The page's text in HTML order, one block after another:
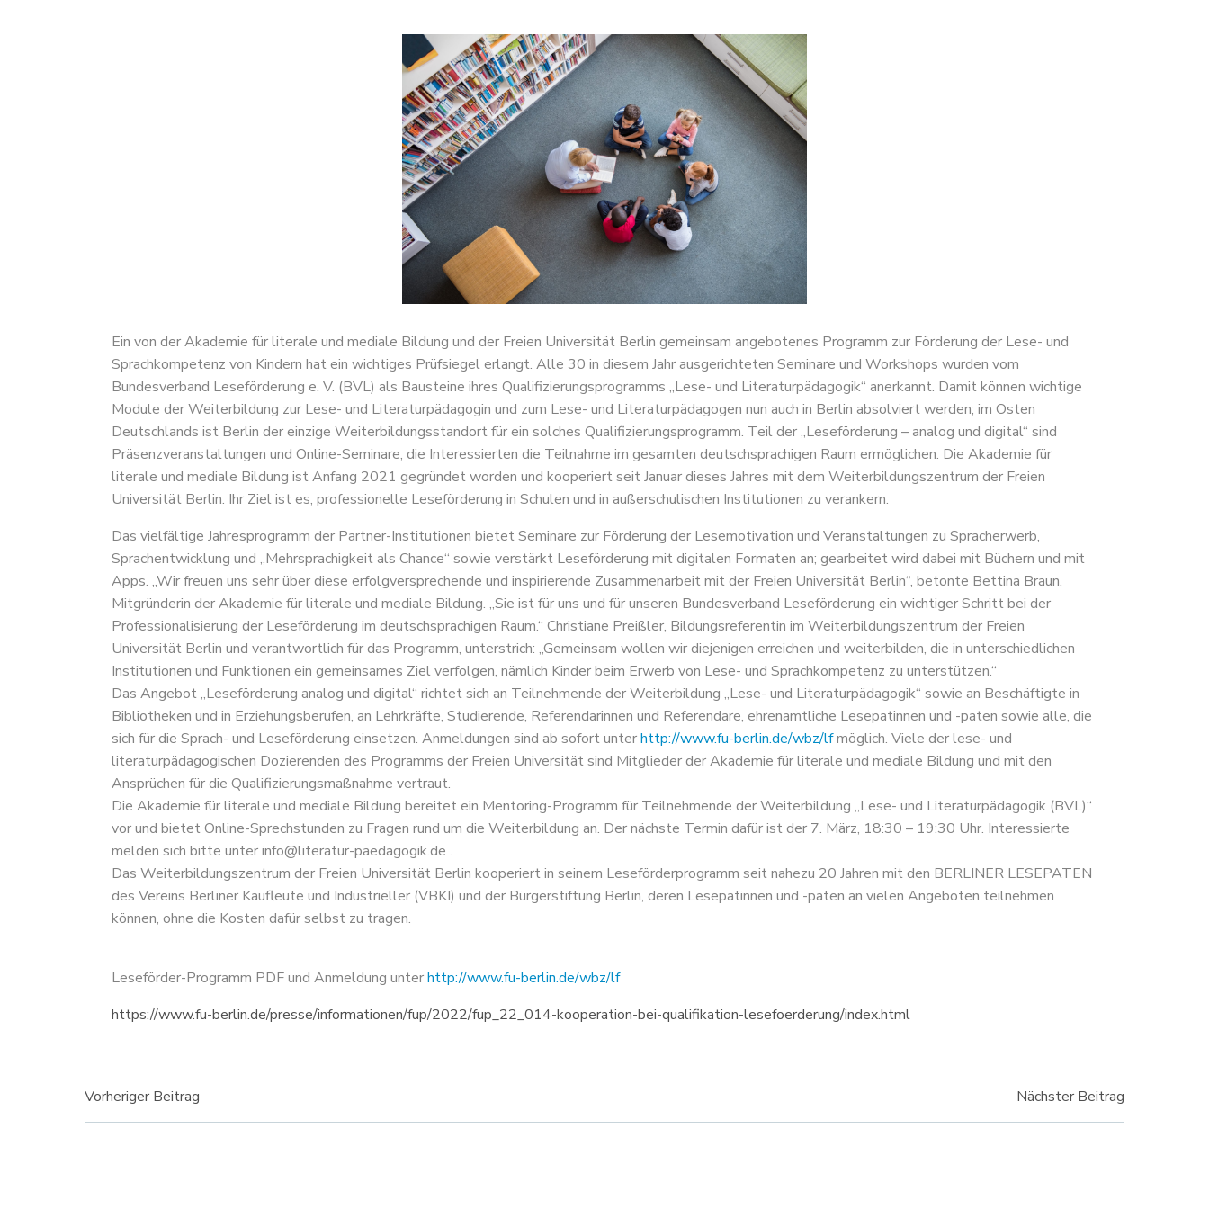
Ein von der Akademie für literale und mediale Bildung und der Freien Universität Berlin gemeinsam angebotenes Programm zur Förderung der Lese- und
Sprachkompetenz von Kindern hat ein wichtiges Prüfsiegel erlangt. Alle 30 in diesem Jahr ausgerichteten Seminare und Workshops wurden vom
Bundesverband Leseförderung e. V. (BVL) als Bausteine ihres Qualifizierungsprogramms „Lese- und Literaturpädagogik“ anerkannt. Damit können wichtige
Module der Weiterbildung zur Lese- und Literaturpädagogin und zum Lese- und Literaturpädagogen nun auch in Berlin absolviert werden; im Osten
Deutschlands ist Berlin der einzige Weiterbildungsstandort für ein solches Qualifizierungsprogramm. Teil der „Leseförderung – analog und digital“ sind
Präsenzveranstaltungen und Online-Seminare, die Interessierten die Teilnahme im gesamten deutschsprachigen Raum ermöglichen. Die Akademie für
literale und mediale Bildung ist Anfang 2021 gegründet worden und kooperiert seit Januar dieses Jahres mit dem Weiterbildungszentrum der Freien
Universität Berlin. Ihr Ziel ist es, professionelle Leseförderung in Schulen und in außerschulischen Institutionen zu verankern.
Das vielfältige Jahresprogramm der Partner-Institutionen bietet Seminare zur Förderung der Lesemotivation und Veranstaltungen zu Spracherwerb,
Sprachentwicklung und „Mehrsprachigkeit als Chance“ sowie verstärkt Leseförderung mit digitalen Formaten an; gearbeitet wird dabei mit Büchern und mit
Apps. „Wir freuen uns sehr über diese erfolgversprechende und inspirierende Zusammenarbeit mit der Freien Universität Berlin“, betonte Bettina Braun,
Mitgründerin der Akademie für literale und mediale Bildung. „Sie ist für uns und für unseren Bundesverband Leseförderung ein wichtiger Schritt bei der
Professionalisierung der Leseförderung im deutschsprachigen Raum.“ Christiane Preißler, Bildungsreferentin im Weiterbildungszentrum der Freien
Universität Berlin und verantwortlich für das Programm, unterstrich: „Gemeinsam wollen wir diejenigen erreichen und weiterbilden, die in unterschiedlichen
Institutionen und Funktionen ein gemeinsames Ziel verfolgen, nämlich Kinder beim Erwerb von Lese- und Sprachkompetenz zu unterstützen.“
Das Angebot „Leseförderung analog und digital“ richtet sich an Teilnehmende der Weiterbildung „Lese- und Literaturpädagogik“ sowie an Beschäftigte in
Bibliotheken und in Erziehungsberufen, an Lehrkräfte, Studierende, Referendarinnen und Referendare, ehrenamtliche Lesepatinnen und -paten sowie alle, die
sich für die Sprach- und Leseförderung einsetzen. Anmeldungen sind ab sofort unterhttp://www.fu-berlin.de/wbz/lfmöglich. Viele der lese- und
literaturpädagogischen Dozierenden des Programms der Freien Universität sind Mitglieder der Akademie für literale und mediale Bildung und mit den
Ansprüchen für die Qualifizierungsmaßnahme vertraut.
Die Akademie für literale und mediale Bildung bereitet ein Mentoring-Programm für Teilnehmende der Weiterbildung „Lese- und Literaturpädagogik (BVL)“
vor und bietet Online-Sprechstunden zu Fragen rund um die Weiterbildung an. Der nächste Termin dafür ist der 7. März, 18:30 – 19:30 Uhr. Interessierte
melden sich bitte unter info@literatur-paedagogik.de .
Das Weiterbildungszentrum der Freien Universität Berlin kooperiert in seinem Leseförderprogramm seit nahezu 20 Jahren mit den BERLINER LESEPATEN
des Vereins Berliner Kaufleute und Industrieller (VBKI) und der Bürgerstiftung Berlin, deren Lesepatinnen und -paten an vielen Angeboten teilnehmen
können, ohne die Kosten dafür selbst zu tragen.
Leseförder-Programm PDF und Anmeldung unterhttp://www.fu-berlin.de/wbz/lf
https://www.fu-berlin.de/presse/informationen/fup/2022/fup_22_014-kooperation-bei-qualifikation-lesefoerderung/index.html
Beitragsnavigation
Vorheriger Beitrag Nächster Beitrag